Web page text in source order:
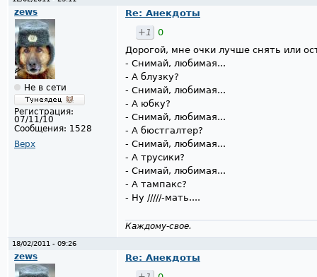
zews
Не в сети
Регистрация:
07/11/10
Сообщения: 1528
Верх
Re: Анекдоты
+1
0
Дорогой, мне очки лучше снять или
- Снимай, любимая...
- А блузку?
- Снимай, любимая...
- А юбку?
- Снимай, любимая...
- А бюстгалтер?
- Снимай, любимая...
- А трусики?
- Снимай, любимая...
- А тампакс?
- Ну /////-мать....
Каждому-свое.
18/02/2011 - 09:26
zews
Re: Анекдоты